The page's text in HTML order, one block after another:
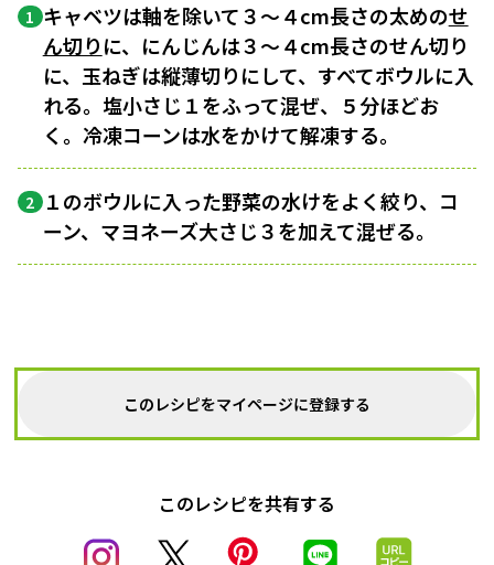
1 キャベツは軸を除いて３〜４cm長さの太めのせ
ん切りに、にんじんは３〜４cm長さのせん切り
に、玉ねぎは縦薄切りにして、すべてボウルに入
れる。塩小さじ１をふって混ぜ、５分ほどお
く。冷凍コーンは水をかけて解凍する。
2 １のボウルに入った野菜の水けをよく絞り、コ
ーン、マヨネーズ大さじ３を加えて混ぜる。
このレシピをマイページに登録する
このレシピを共有する